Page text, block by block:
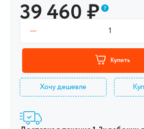
39 460₽
1
Купить
Хочу дешевле